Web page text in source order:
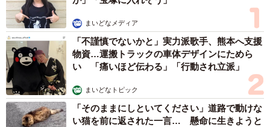
ログを削除していました。まずいと思ったのでしょうか。
渡してしまったことを申し訳ないと少しでも思うのであれ
ば、犬たちに手を合わせてわびてほしいです」と話しま
す。
まいどなメディア
「不謹慎でないかと」実力派歌手、熊本へ支援
物資…運搬トラックの車体デザインにためら
い 「痛いほど伝わる」「行動され立派」
まいどなトピック
「そのままにしといてください」道路で動けな
い猫を前に返された一言… 懸命に生きようと